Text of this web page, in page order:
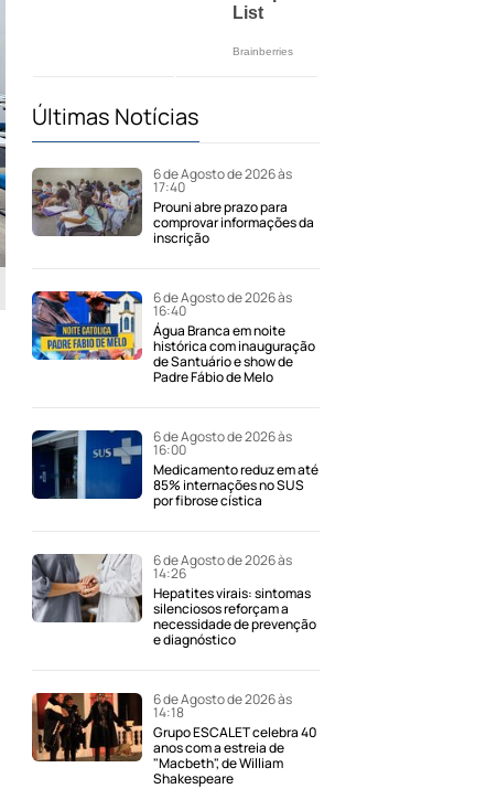
Últimas Notícias
6 de Agosto de 2026 às
17:40
Prouni abre prazo para
comprovar informações da
inscrição
6 de Agosto de 2026 às
16:40
Água Branca em noite
histórica com inauguração
de Santuário e show de
Padre Fábio de Melo
6 de Agosto de 2026 às
16:00
Medicamento reduz em até
85% internações no SUS
por fibrose cística
6 de Agosto de 2026 às
14:26
Hepatites virais: sintomas
silenciosos reforçam a
necessidade de prevenção
e diagnóstico
6 de Agosto de 2026 às
14:18
Grupo ESCALET celebra 40
anos com a estreia de
"Macbeth", de William
Shakespeare